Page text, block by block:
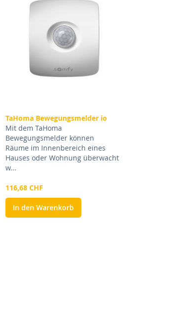
TaHoma Bewegungsmelder io
Mit dem TaHoma
Bewegungsmelder können
Räume im Innenbereich eines
Hauses oder Wohnung überwacht
w...
116,68 CHF
In den Warenkorb